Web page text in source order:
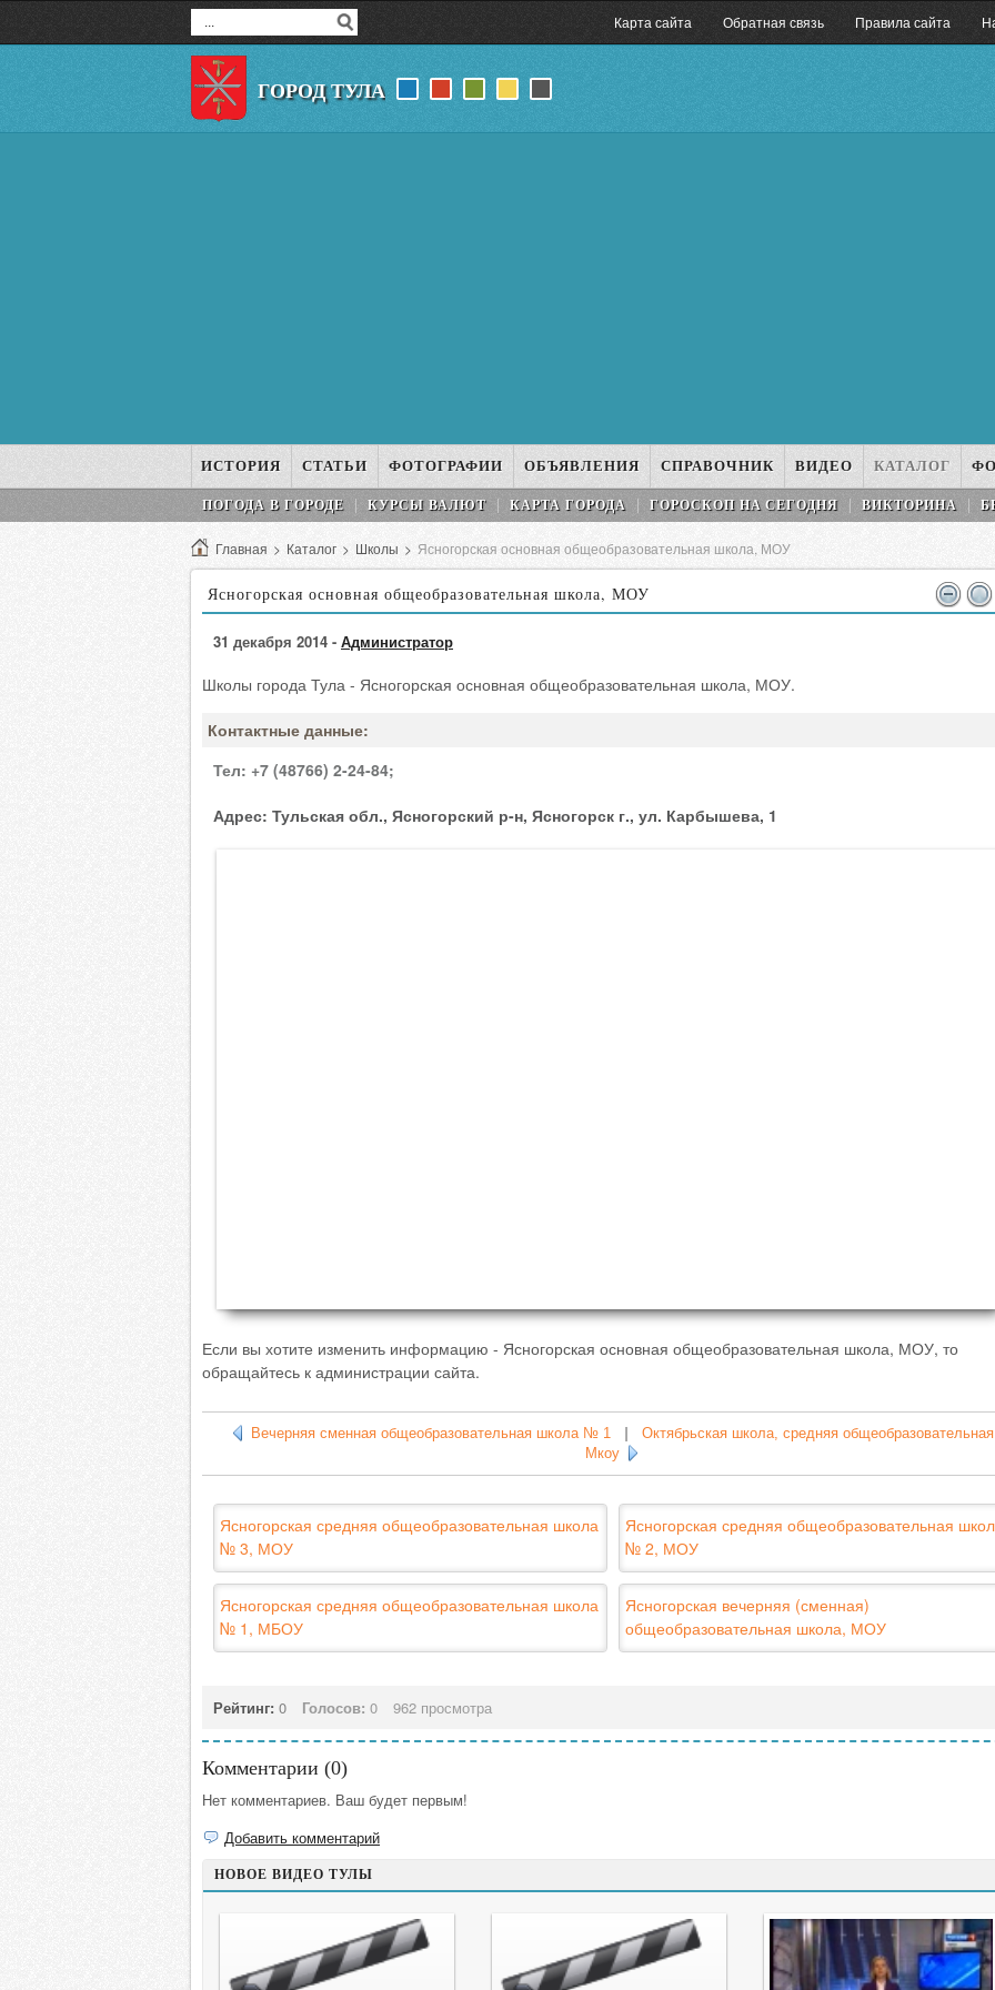
Карта сайта Обратная связь Правила сайта
ГОРОД ТУЛА
ИСТОРИЯ СТАТЬИ ФОТОГРАФИИ ОБЪЯВЛЕНИЯ СПРАВОЧНИК ВИДЕО КАТАЛОГ
ПОГОДА В ГОРОДЕ КУРСЫ ВАЛЮТ КАРТА ГОРОДА ГОРОСКОП НA СEГОДНЯ ВИКТОРИНА
Главная > Каталог > Школы > Ясногорская основная общеобразовательная школа, МОУ
Ясногорская основная общеобразовательная школа, МОУ
31 декабря 2014 - Администратор
Школы города Тула - Ясногорская основная общеобразовательная школа, МОУ.
Контактные данные:
Тел: +7 (48766) 2-24-84;
Адрес: Тульская обл., Ясногорский р-н, Ясногорск г., ул. Карбышева, 1
Если вы хотите изменить информацию - Ясногорская основная общеобразовательная школа, МОУ, то
обращайтесь к администрации сайта.
Вечерняя сменная общеобразовательная школа № 1| Октябрьская школа, средняя
Мкоу
Ясногорская средняя общеобразовательная школа
№ 3, МОУ
Ясногорская средняя общеобразовательная
№ 2, МОУ
Ясногорская средняя общеобразовательная школа
№ 1, МБОУ
Ясногорская вечерняя (сменная)
общеобразовательная школа, МОУ
Рейтинг: 0 Голосов: 0 962 просмотра
Комментарии (0)
Нет комментариев. Ваш будет первым!
Добавить комментарий
НОВОЕ ВИДЕО ТУЛЫ